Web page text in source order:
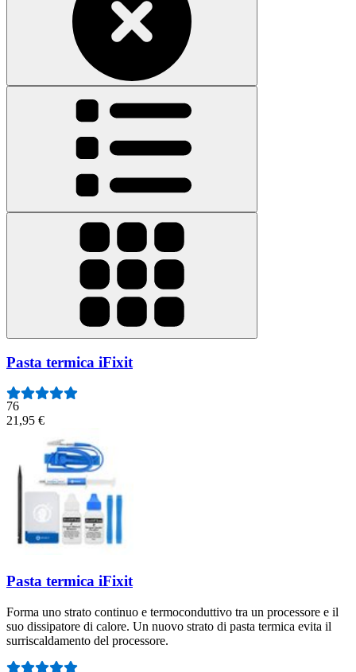
Pasta termica iFixit
76
21,95 €
Pasta termica iFixit
Forma uno strato continuo e termoconduttivo tra un processore e il
suo dissipatore di calore. Un nuovo strato di pasta termica evita il
surriscaldamento del processore.